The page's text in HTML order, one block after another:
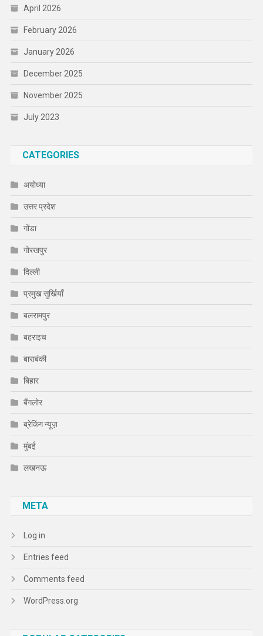
April 2026
February 2026
January 2026
December 2025
November 2025
July 2023
CATEGORIES
अयोध्या
उत्तर प्रदेश
गोंडा
गोरखपुर
दिल्ली
प्रमुख सुर्खियाँ
बलरामपुर
बहराइच
बाराबंकी
बिहार
बैंगलोर
ब्रेकिंग न्यूज़
मुंबई
लखनऊ
META
Log in
Entries feed
Comments feed
WordPress.org